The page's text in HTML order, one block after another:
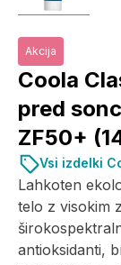
Akcija
Coola
pred
ZF50+
Lahkoten
telo z visokim
antioksidanti,
Vsi izdelki